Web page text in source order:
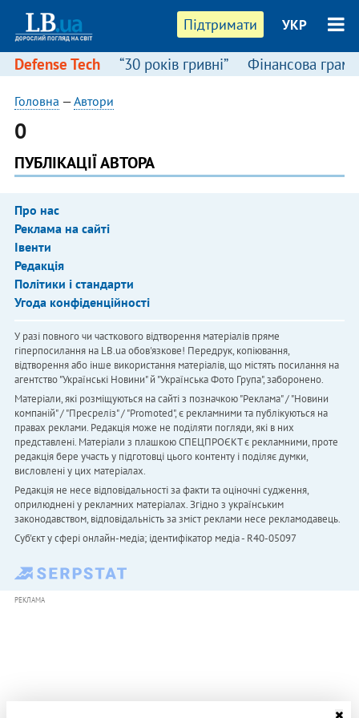
Підтримати УКР
Defense Tech “30 років гривні” Фінансова
Головна —Автори
0
ПУБЛІКАЦІЇ АВТОРА
Про нас
Реклама на сайті
Івенти
Редакція
Політики і стандарти
Угода конфіденційності
У разі повного чи часткового відтворення матеріалів пряме
гіперпосилання на LB.ua обов'язкове! Передрук, копіювання,
відтворення або інше використання матеріалів, що містять посилання на
агентство "Українськi Новини" й "Українська Фото Група", заборонено.
Матеріали, які розміщуються на сайті з позначкою "Реклама" / "Новини
компаній" / "Пресреліз" / "Promoted", є рекламними та публікуються на
правах реклами. Редакція може не поділяти погляди, які в них
представлені. Матеріали з плашкою СПЕЦПРОЄКТ є рекламними, проте
редакція бере участь у підготовці цього контенту і поділяє думки,
висловлені у цих матеріалах.
Редакція не несе відповідальності за факти та оціночні судження,
оприлюднені у рекламних матеріалах. Згідно з українським
законодавством, відповідальність за зміст реклами несе рекламодавець.
Cуб'єкт у сфері онлайн-медіа; ідентифікатор медіа - R40-05097
РЕКЛАМА